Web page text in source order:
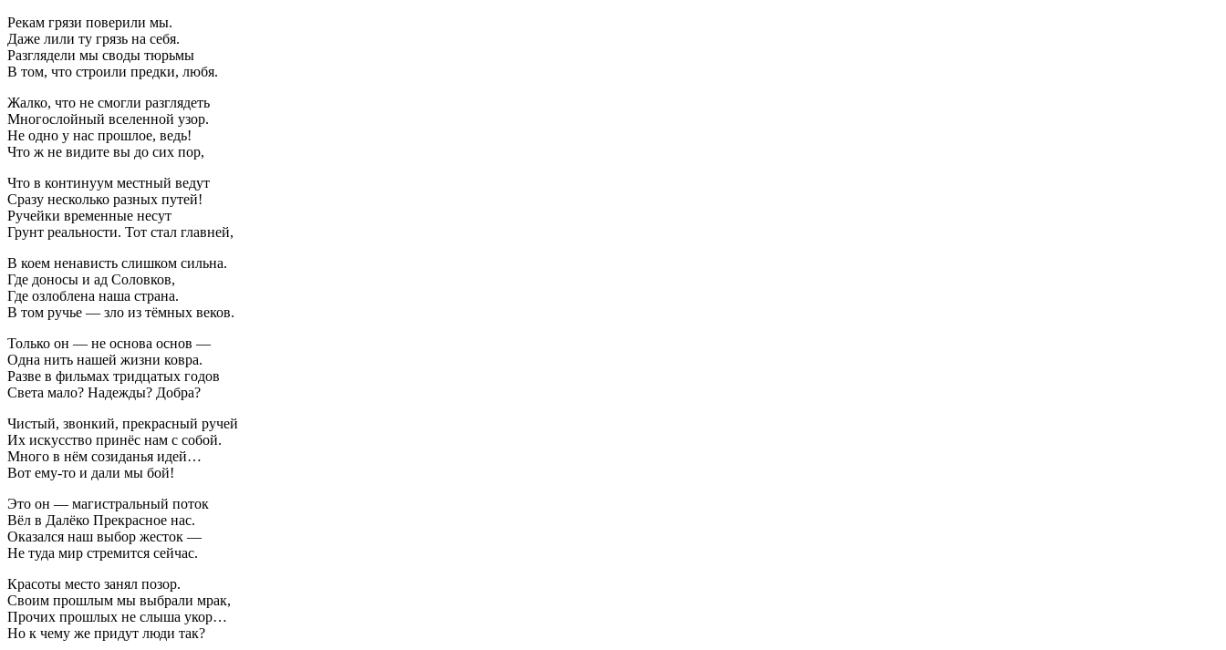
Рекам грязи поверили мы.
Даже лили ту грязь на себя.
Разглядели мы своды тюрьмы
В том, что строили предки, любя.
Жалко, что не смогли разглядеть
Многослойный вселенной узор.
Не одно у нас прошлое, ведь!
Что ж не видите вы до сих пор,
Что в континуум местный ведут
Сразу несколько разных путей!
Ручейки временные несут
Грунт реальности. Тот стал главней,
В коем ненависть слишком сильна.
Где доносы и ад Соловков,
Где озлоблена наша страна.
В том ручье — зло из тёмных веков.
Только он — не основа основ —
Одна нить нашей жизни ковра.
Разве в фильмах тридцатых годов
Света мало? Надежды? Добра?
Чистый, звонкий, прекрасный ручей
Их искусство принёс нам с собой.
Много в нём созиданья идей…
Вот ему-то и дали мы бой!
Это он — магистральный поток
Вёл в Далёко Прекрасное нас.
Оказался наш выбор жесток —
Не туда мир стремится сейчас.
Красоты место занял позор.
Своим прошлым мы выбрали мрак,
Прочих прошлых не слыша укор…
Но к чему же придут люди так?